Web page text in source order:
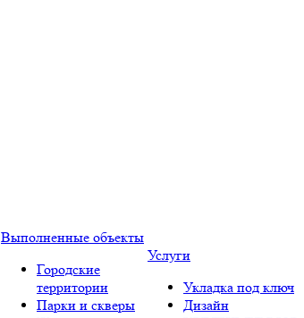
Выполненные объекты
Городские
территории
Парки и скверы
Услуги
Укладка под ключ
Дизайн